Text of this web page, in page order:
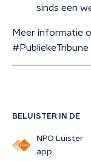
BELUISTER IN DE
NPO Luister
app
sinds een
Meer informatie
#PubliekeTribune